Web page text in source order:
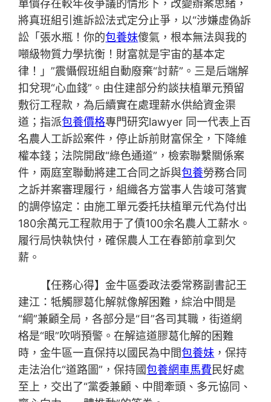
單價存在較年夜爭議的情形下，改變辦案思緒，
將真班組引進訴訟法式定分止爭，以“涉嫌虛偽訴
訟「張水瓶！你的包養妹傻氣，根本無法與我的
噸級物質力學抗衡！財富就是宇宙的基本定
律！」”震懾假班組自動廢棄“討薪”。三是后端解
扣兌現“心血錢”。由住建部分約談扶植單元預留
敷衍工程款，為后續實在處理薪水供給資金渠
道；指派包養價格專門研究lawyer 同一代表上百
名農人工訴訟案件，停止訴前財富保全，下降維
權本錢；法院開啟“綠色通道”，檢索聯繫關係案
件，兩庭室聯動將建工合同之訴與包養勞務合同
之訴并案審理履行，組織各方當事人告竣可落實
的調停協定：由施工單元委托扶植單元代為付出
180余萬元工程款用于了債100余名農人工薪水。
履行局快執快付，確保農人工在春節前拿到欠
薪。
【任務心得】金牛區委政法委常務副書記王
建江：牴觸膠葛化解就像解困難，綜治中間是
“綱”兼顧全局，各部分是“目”各司其職，街道網
格是“眼”吹哨預警。在解這道膠葛化解的困難
時，金牛區一直保持以國民為中間包養妹 ，保持
走法治化“道路圖”，保持國包養網車馬費民好處
至上，交出了“黨委兼顧、中間牽頭、多元協同、